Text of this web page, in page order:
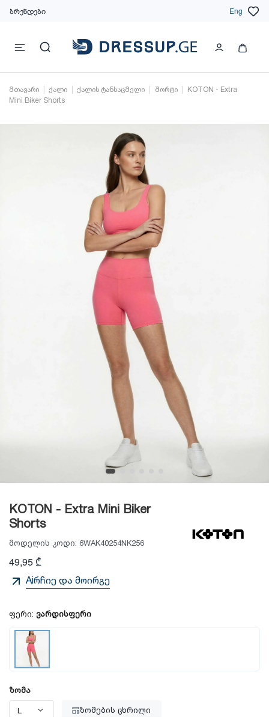
ბრენდები Eng
მთავარი ქალი ქალის ტანსაცმელი შორტი
KOTON - Extra
Mini Biker Shorts
KOTON - Extra Mini Biker
Shorts
მოდელის კოდი: 6WAK40254NK256
49,95 ₾
Aiრჩიე და მოირგე
ფერი: ვარდისფერი
ზომა
ზომების ცხრილი